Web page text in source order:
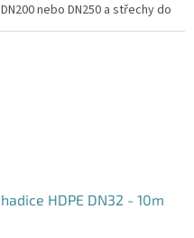
DN200 nebo DN250 a střechy do
450m2. Rozdíl mezi výškou
hadice HDPE DN32 - 10m